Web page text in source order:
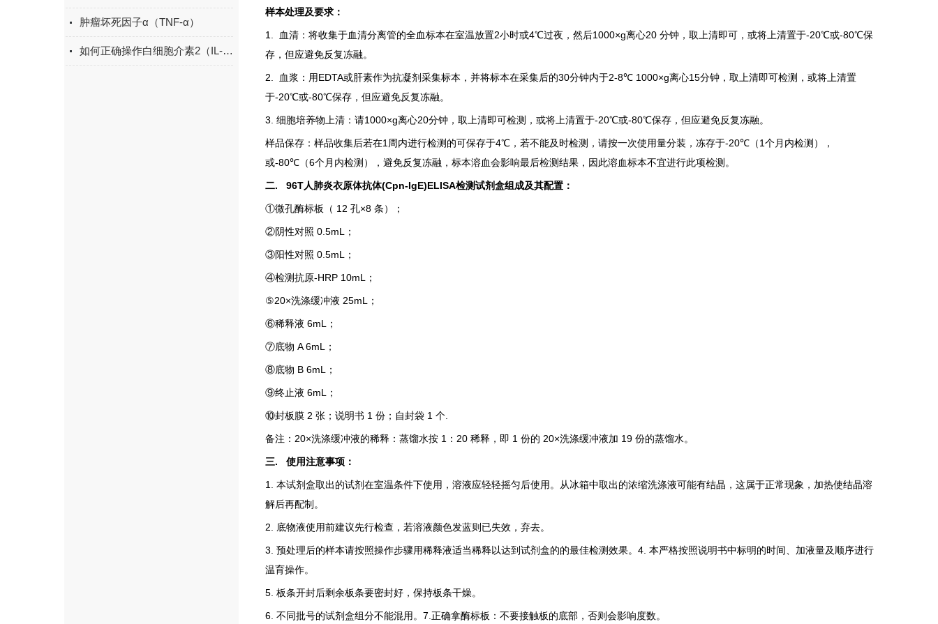
肿瘤坏死因子α（TNF-α）
如何正确操作白细胞介素2（IL-2）ELISA试剂盒？
样本处理及要求：
1. 血清：将收集于血清分离管的全血标本在室温放置2小时或4℃过夜，然后1000×g离心20 分钟，取上清即可，或将上清置于-20℃或-80℃保
存，但应避免反复冻融。
2. 血浆：用EDTA或肝素作为抗凝剂采集标本，并将标本在采集后的30分钟内于2-8℃ 1000×g离心15分钟，取上清即可检测，或将上清置
于-20℃或-80℃保存，但应避免反复冻融。
3. 细胞培养物上清：请1000×g离心20分钟，取上清即可检测，或将上清置于-20℃或-80℃保存，但应避免反复冻融。
样品保存：样品收集后若在1 周内进行检测的可保存于4℃ ，若不能及时检测，请按一次使用量分装，冻存于-20℃ （1个月内检测），
或-80℃ （6个月内检测），避免反复冻融，标本溶血会影响最后检测结果，因此溶血标本不宜进行此项检测。
二. 96T人肺炎衣原体抗体(Cpn-IgE)ELISA检测试剂盒组成及其配置：
①微孔酶标板（ 12 孔×8 条）；
②阴性对照 0.5mL ；
③阳性对照 0.5mL ；
④检测抗原-HRP 10mL ；
⑤20×洗涤缓冲液 25mL ；
⑥稀释液 6mL ；
⑦底物 A 6mL ；
⑧底物 B 6mL ；
⑨终止液 6mL ；
⑩封板膜 2 张；说明书 1 份；自封袋 1 个
备注： 20×洗涤缓冲液的稀释：蒸馏水按 1 ： 20 稀释，即 1 份的 20×洗涤缓冲液加 19 份的蒸馏水。
三. 使用注意事项：
1. 本试剂盒取出的试剂在室温条件下使用，溶液应轻轻摇匀后使用。从冰箱中取出的浓缩洗涤液可能有结晶，这属于正常现象，加热使结晶溶
解后再配制。
2. 底物液使用前建议先行检查，若溶液颜色发蓝则已失效，弃去。
3. 预处理后的样本请按照操作步骤用稀释液适当稀释以达到试剂盒的的最佳检测效果。 4. 本严格按照说明书中标明的时间、加液量及顺序进行
温育操作。
5. 板条开封后剩余板条要密封好，保持板条干燥。
6. 不同批号的试剂盒组分不能混用。 7. 正确拿酶标板：不要接触板的底部，否则会影响度数。